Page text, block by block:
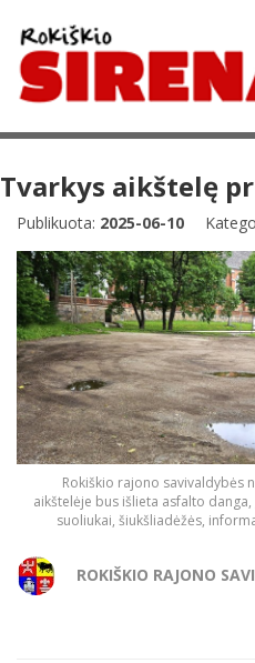
Tvarkys aikštelę
Publikuota: 2025-06-10
Rokiškio rajono savivaldybės
aikštelėje bus išlieta asfalto
suoliukai, šiukšliadėžės,
ROKIŠKIO RAJONO